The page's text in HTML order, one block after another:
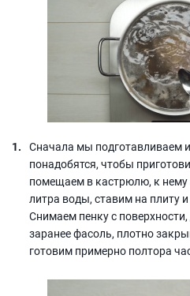
Сначала мы подготавливаем
понадобятся, чтобы
помещаем в кастрюлю, к нему
литра воды, ставим на плиту
Снимаем пенку с
заранее фасоль, плотно
готовим примерно полтора